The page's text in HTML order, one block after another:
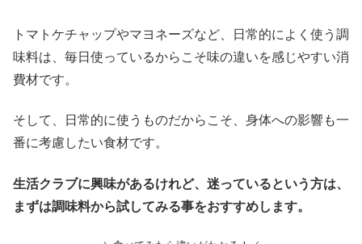
トマトケチャップやマヨネーズなど、日常的によく使う調
味料は、毎日使っているからこそ味の違いを感じやすい消
費材です。
そして、日常的に使うものだからこそ、身体への影響も一
番に考慮したい食材です。
生活クラブに興味があるけれど、迷っているという方は、
まずは調味料から試してみる事をおすすめします。